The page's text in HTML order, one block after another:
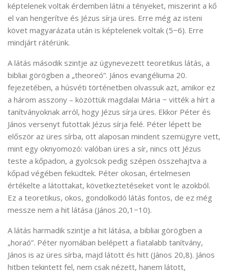
képtelenek voltak érdemben látni a tényeket, miszerint a kő
el van hengerítve és Jézus sírja üres. Erre még az isteni
követ magyarázata után is képtelenek voltak (5−6). Erre
mindjárt rátérünk.
A látás második szintje az úgynevezett teoretikus látás, a
bibliai görögben a „theoreó”. János evangéliuma 20.
fejezetében, a húsvéti történetben olvassuk azt, amikor ez
a három asszony – közöttük magdalai Mária − vitték a hírt a
tanítványoknak arról, hogy Jézus sírja üres. Ekkor Péter és
János versenyt futottak Jézus sírja felé. Péter lépett be
először az üres sírba, ott alaposan mindent szemügyre vett,
mint egy oknyomozó: valóban üres a sír, nincs ott Jézus
teste a kőpadon, a gyolcsok pedig szépen összehajtva a
kőpad végében feküdtek. Péter okosan, értelmesen
értékelte a látottakat, következtetéseket vont le azokból.
Ez a teoretikus, okos, gondolkodó látás fontos, de ez még
messze nem a hit látása (János 20,1−10).
A látás harmadik szintje a hit látása, a bibliai görögben a
„horaó”. Péter nyomában belépett a fiatalabb tanítvány,
János is az üres sírba, majd látott és hitt (János 20,8). János
hitben tekintett fel, nem csak nézett, hanem látott,